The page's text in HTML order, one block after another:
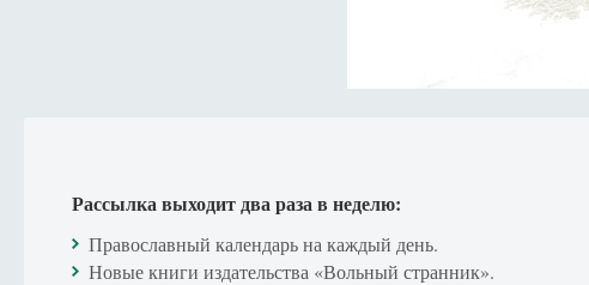
Рассылка выходит два раза в неделю:
Православный календарь на каждый день.
Новые книги издательства «Вольный странник».